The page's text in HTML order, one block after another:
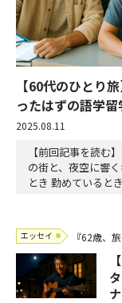
【60代のひとり
ったはずの語学
2025.08.11
【前回記事を読む
の街と、夜空に響
とき 勤めていると
後はランニングで
ってみた。前から
エッセイ 『62歳、